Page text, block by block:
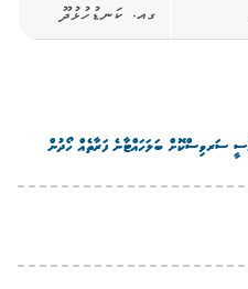
ގއ. ކަނޑުހުޅުދޫ
ސަރވިސްކޮށް ބަލަހައްޓާނެ ފަރާތެއް ހޯދުން